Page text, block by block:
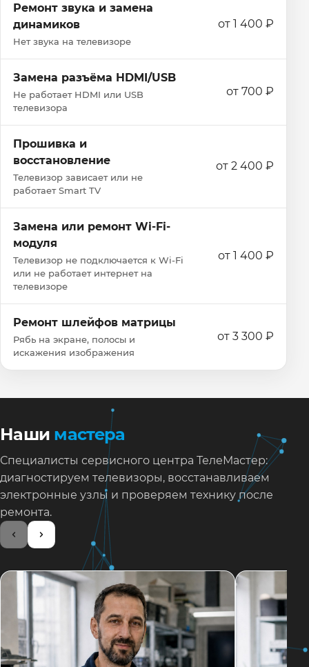
Ремонт звука и замена
динамиков
Нет звука на телевизоре
от 1 400 ₽
Замена разъёма HDMI/USB
Не работает HDMI или USB
телевизора
от 700 ₽
Прошивка и
восстановление
Телевизор зависает или не
работает Smart TV
от 2 400 ₽
Замена или ремонт Wi‑Fi-
модуля
Телевизор не подключается к Wi‑Fi
или не работает интернет на
телевизоре
от 1 400 ₽
Ремонт шлейфов матрицы
Рябь на экране, полосы и
искажения изображения
от 3 300 ₽
Наши мастера
Специалисты сервисного центра ТелеМастер:
диагностируем телевизоры, восстанавливаем
электронные узлы и проверяем технику после
ремонта.